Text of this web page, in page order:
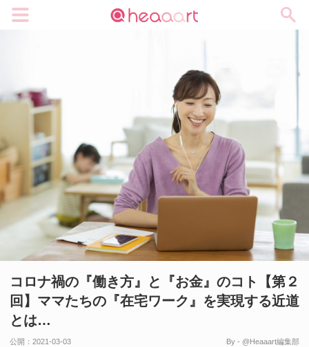
コロナ禍の『働き方』と『お金』のコト【第２
回】ママたちの『在宅ワーク』を実現する近道
とは…
公開： 2021-03-03
By - @Heaaart編集部